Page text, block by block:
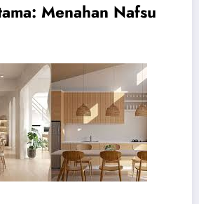
Menahan Nafsu